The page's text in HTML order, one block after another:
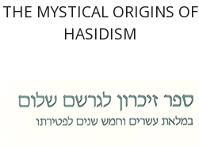
THE MYSTICAL ORIGINS OF
HASIDISM